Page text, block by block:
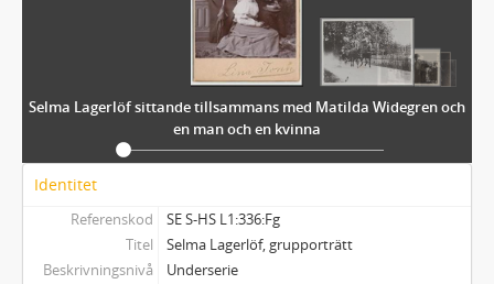
Fu - Fotografier från utställningar. Svenska respektive utländska
Alb - Album, svenska respektive utländska
339 - VALBORG OLANDERS LAGERLÖFMATERIAL
340 - SELMA LAGERLÖF-SÄLLSKAPET
Selma Lagerlöf sittande tillsammans med Matilda Widegren och
en man och en kvinna
Identitet
Referenskod
SE S-HS L1:336:Fg
Titel
Selma Lagerlöf, grupporträtt
Beskrivningsnivå
Underserie